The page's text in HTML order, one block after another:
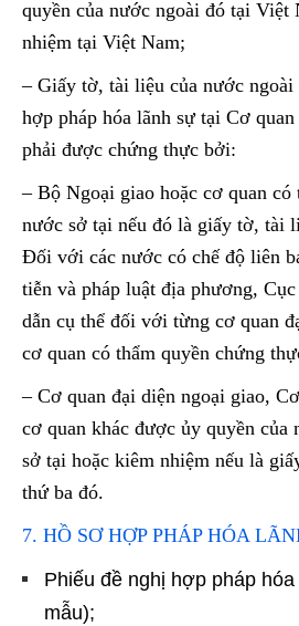
quyền của nước ngoài đó tại Việt
nhiệm tại Việt Nam;
– Giấy tờ, tài liệu của nước
hợp pháp hóa lãnh sự tại Cơ
phải được chứng thực bởi:
– Bộ Ngoại giao hoặc cơ quan có
nước sở tại nếu đó là giấy tờ, tài
Đối với các nước có chế độ liên
tiễn và pháp luật địa phương,
dẫn cụ thể đối với từng cơ quan
cơ quan có thẩm quyền chứng
– Cơ quan đại diện ngoại giao,
cơ quan khác được ủy quyền của
sở tại hoặc kiêm nhiệm nếu là
thứ ba đó.
7. HỒ SƠ HỢP PHÁP HÓA
Phiếu đề nghị hợp pháp
mẫu);